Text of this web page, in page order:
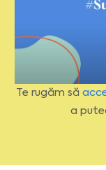
Te rugăm să
a